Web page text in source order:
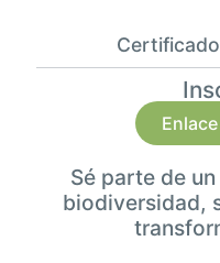
Sé parte de
biodiversidad,